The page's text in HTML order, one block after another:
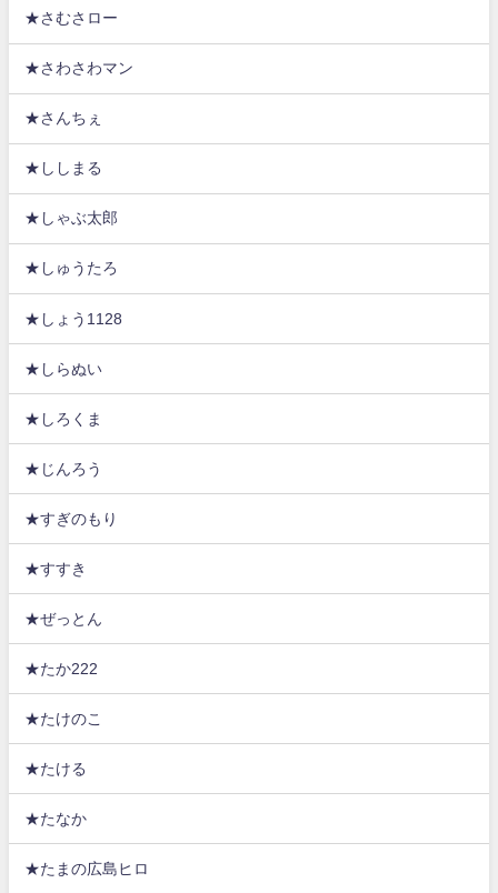
★さむさロー
★さわさわマン
★さんちぇ
★ししまる
★しゃぶ太郎
★しゅうたろ
★しょう1128
★しらぬい
★しろくま
★じんろう
★すぎのもり
★すすき
★ぜっとん
★たか222
★たけのこ
★たける
★たなか
★たまの広島ヒロ